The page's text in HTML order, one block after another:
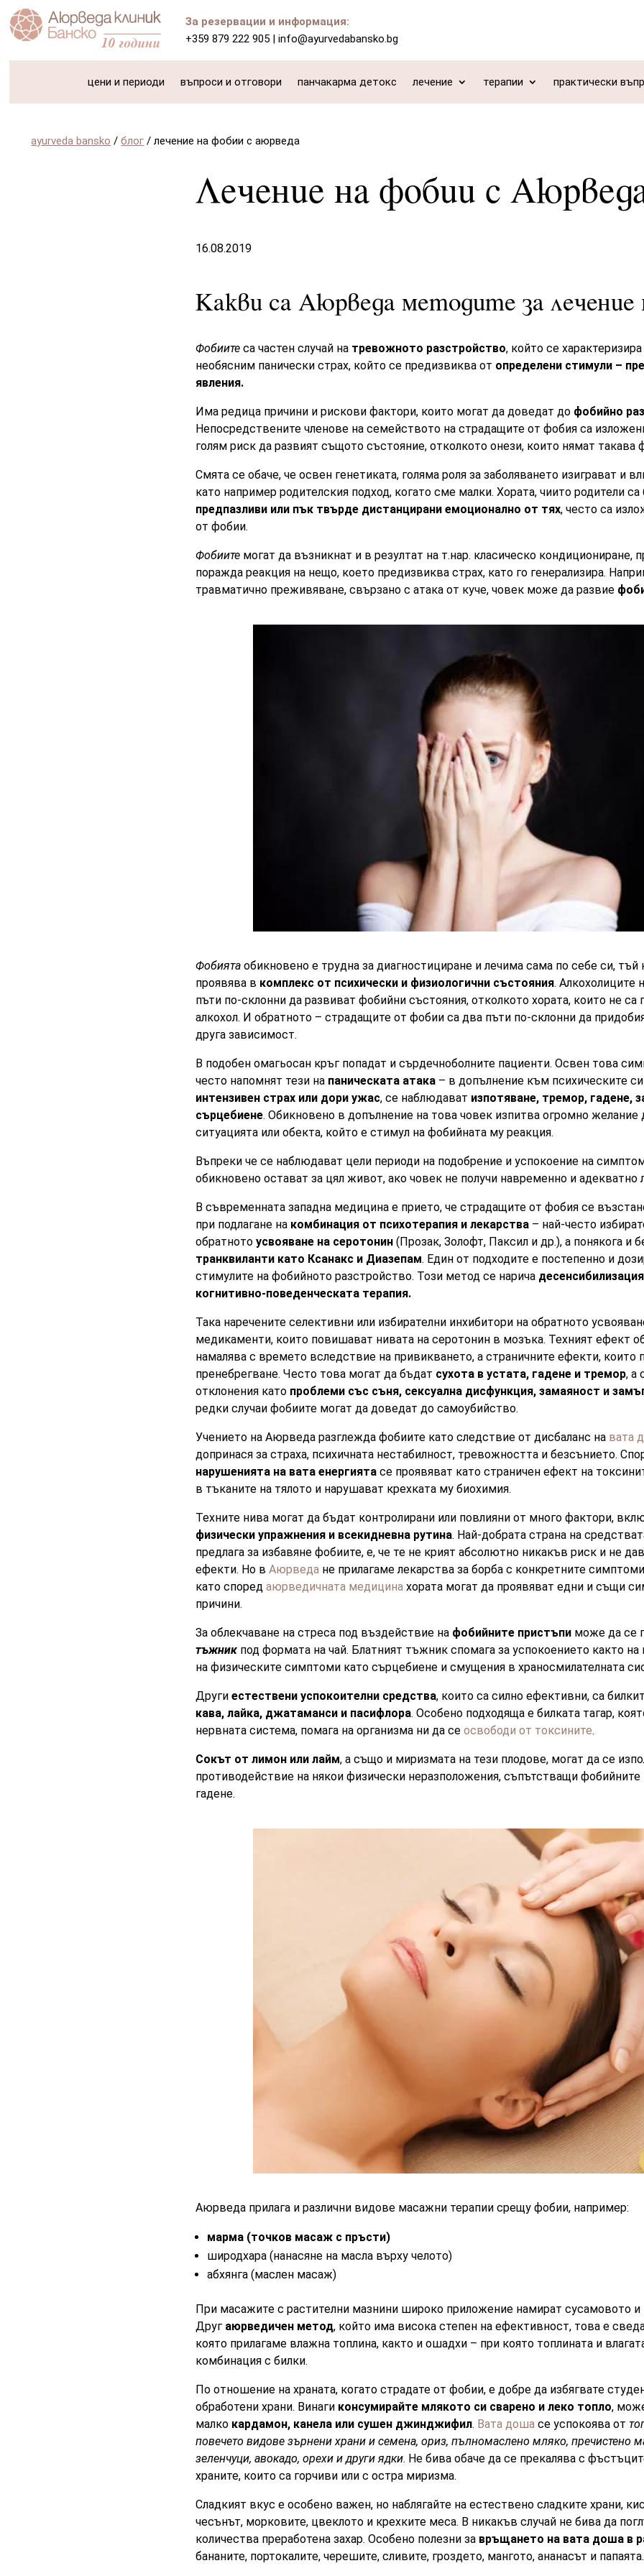
За резервации и информация:
+359 879 222 905 |info@ayurvedabansko.bg
цени и периоди въпроси и отговори панчакарма детокс лечение терапии практически
ayurveda bansko /блог /лечение на фобии с аюрведа
Лечение на фобии с
16.08.2019
Какви са Аюрведа методите за лечение
Фобиитеса частен случай на тревожното разстройство, който се
необясним панически страх, който се предизвиква от определени стимули –
явления.
Има редица причини и рискови фактори, които могат да доведат до фобийно
Непосредствените членове на семейството на страдащите от фобия са
голям риск да развият същото състояние, отколкото онези, които нямат такава
Смята се обаче, че освен генетиката, голяма роля за заболяването изиграват и
като например родителския подход, когато сме малки. Хората, чиито родители са
предпазливи или пък твърде дистанцирани емоционално от тях, често са
от фобии.
Фобиитемогат да възникнат и в резултат на т.нар. класическо кондициониране,
поражда реакция на нещо, което предизвиква страх, като го генерализира.
травматично преживяване, свързано с атака от куче, човек може да развие
Фобиятаобикновено е трудна за диагностициране и лечима сама по себе си, тъй
проявява в комплекс от психически и физиологични състояния. Алкохолиците
пъти по-склонни да развиват фобийни състояния, отколкото хората, които не са
алкохол. И обратното – страдащите от фобии са два пъти по-склонни да
друга зависимост.
В подобен омагьосан кръг попадат и сърдечноболните пациенти. Освен това
често напомнят тези на паническата атака– в допълнение към психическите
интензивен страх или дори ужас, се наблюдават изпотяване, тремор, гадене,
сърцебиене. Обикновено в допълнение на това човек изпитва огромно желание
ситуацията или обекта, който е стимул на фобийната му реакция.
Въпреки че се наблюдават цели периоди на подобрение и успокоение на
обикновено остават за цял живот, ако човек не получи навременно и адекватно
В съвременната западна медицина е прието, че страдащите от фобия се
при подлагане на комбинация от психотерапия и лекарства– най-често
обратното усвояване на серотонин(Прозак, Золофт, Паксил и др.), а понякога и
транквиланти като Ксанакс и Диазепам. Един от подходите е постепенно и
стимулите на фобийното разстройство. Този метод се нарича десенсибилизация
когнитивно-поведенческата терапия.
Така наречените селективни или избирателни инхибитори на обратното
медикаменти, които повишават нивата на серотонин в мозъка. Техният ефект
намалява с времето вследствие на привикването, а страничните ефекти, които
пренебрегване. Често това могат да бъдат сухота в устата, гадене и тремор, а
отклонения като проблеми със съня, сексуална дисфункция, замаяност и
редки случаи фобиите могат да доведат до самоубийство.
Учението на Аюрведа разглежда фобиите като следствие от дисбаланс на вата
допринася за страха, психичната нестабилност, тревожността и безсънието.
нарушенията на вата енергиятасе проявяват като страничен ефект на
в тъканите на тялото и нарушават крехката му биохимия.
Техните нива могат да бъдат контролирани или повлияни от много фактори,
физически упражнения и всекидневна рутина. Най-добрата страна на
предлага за избавяне фобиите, е, че те не крият абсолютно никакъв риск и не
ефекти. Но в Аюрведане прилагаме лекарства за борба с конкретните
като според аюрведичната медицинахората могат да проявяват едни и същи
причини.
За облекчаване на стреса под въздействие на фобийните пристъпиможе да се
тъжникпод формата на чай. Блатният тъжник спомага за успокоението както на
на физическите симптоми като сърцебиене и смущения в храносмилателната
Други естествени успокоителни средства, които са силно ефективни, са
кава, лайка, джатаманси и пасифлора. Особено подходяща е билката тагар,
нервната система, помага на организма ни да се освободи от токсините.
Сокът от лимон или лайм, а също и миризмата на тези плодове, могат да се
противодействие на някои физически неразположения, съпътстващи
гадене.
Аюрведа прилага и различни видове масажни терапии срещу фобии, например:
марма (точков масаж с пръсти)
широдхара (нанасяне на масла върху челото)
абхянга (маслен масаж)
При масажите с растителни мазнини широко приложение намират сусамовото и
Друг аюрведичен метод, който има висока степен на ефективност, това е
която прилагаме влажна топлина, както и ошадхи – при която топлината и
комбинация с билки.
По отношение на храната, когато страдате от фобии, е добре да избягвате
обработени храни. Винаги консумирайте млякото си сварено и леко топло,
малко кардамон, канела или сушен джинджифил. Вата дошасе успокоява от
повечето видове зърнени храни и семена, ориз, пълномаслено мляко, пречистено
зеленчуци, авокадо, орехи и други ядки. Не бива обаче да се прекалява с
храните, които са горчиви или с остра миризма.
Сладкият вкус е особено важен, но наблягайте на естествено сладките храни,
чесънът, морковите, цвеклото и крехките меса. В никакъв случай не бива да
количества преработена захар. Особено полезни за връщането на вата доша в
бананите, портокалите, черешите, сливите, гроздето, мангото, ананасът и папаята.